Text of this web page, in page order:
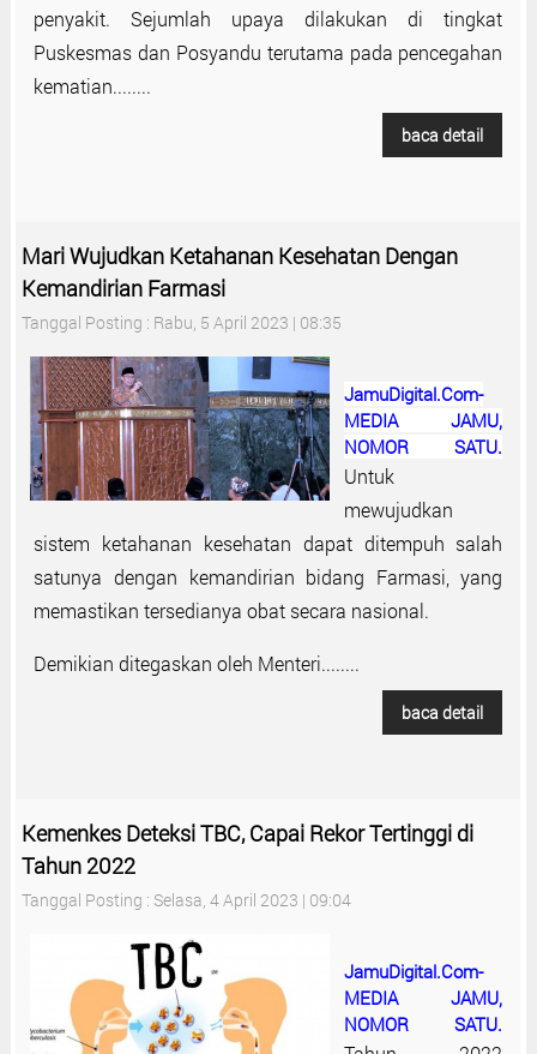
penyakit. Sejumlah upaya dilakukan di tingkat
Puskesmas dan Posyandu terutama pada pencegahan
kematian........
baca detail
Mari Wujudkan Ketahanan Kesehatan Dengan
Kemandirian Farmasi
Tanggal Posting : Rabu, 5 April 2023 | 08:35
JamuDigital.Com-
MEDIA JAMU,
NOMOR SATU.
Untuk
mewujudkan
sistem ketahanan kesehatan dapat ditempuh salah
satunya dengan kemandirian bidang Farmasi, yang
memastikan tersedianya obat secara nasional.
Demikian ditegaskan oleh Menteri........
baca detail
Kemenkes Deteksi TBC, Capai Rekor Tertinggi di
Tahun 2022
Tanggal Posting : Selasa, 4 April 2023 | 09:04
JamuDigital.Com-
MEDIA JAMU,
NOMOR SATU.